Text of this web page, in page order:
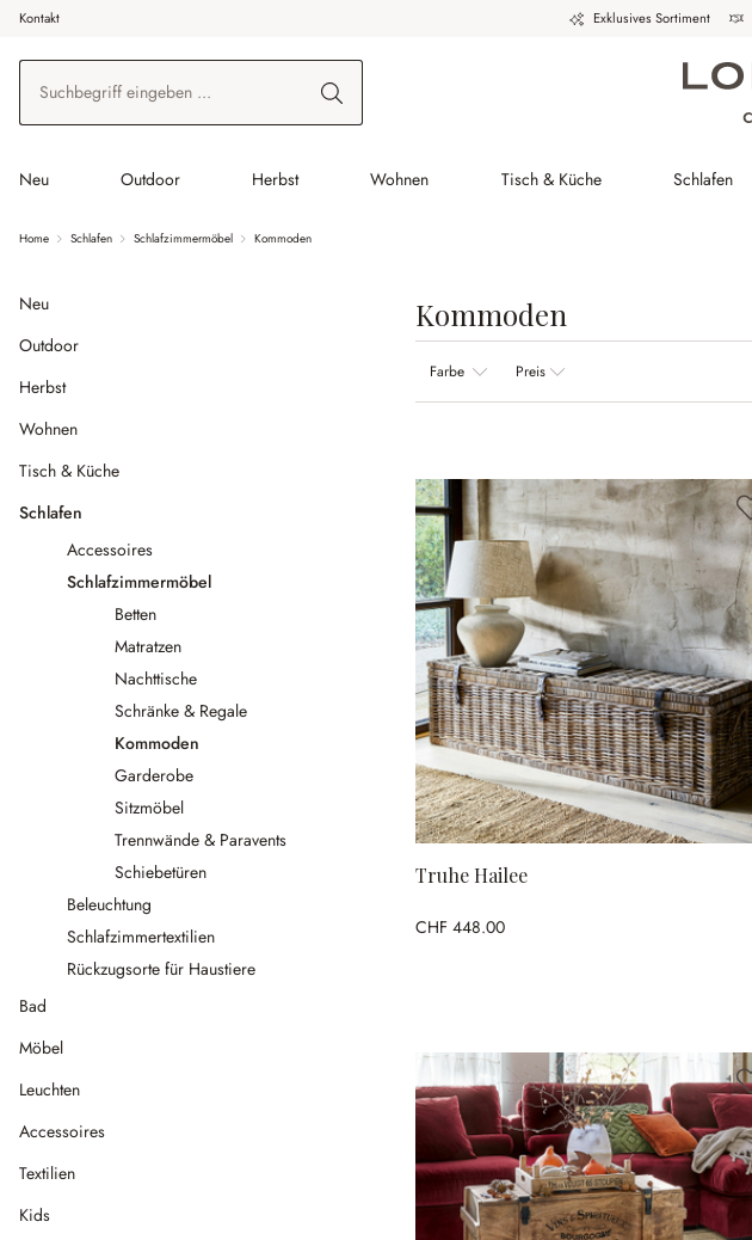
Hauptinhalt springen
Zur Suche springen
Zur Hauptnavigation springen
Kontakt Exklusives Sortiment
Neu Outdoor Herbst Wohnen Tisch & Küche Schlafen
Home Schlafen Schlafzimmermöbel Kommoden
Neu
Outdoor
Herbst
Wohnen
Tisch & Küche
Schlafen
Accessoires
Schlafzimmermöbel
Betten
Matratzen
Nachttische
Schränke & Regale
Kommoden
Garderobe
Sitzmöbel
Trennwände & Paravents
Schiebetüren
Beleuchtung
Schlafzimmertextilien
Rückzugsorte für Haustiere
Bad
Möbel
Leuchten
Accessoires
Textilien
Kids
Kommoden
Farbe Preis
Truhe Hailee
CHF 448.00